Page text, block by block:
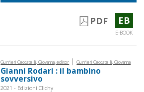
PDF EB
E-BOOK
Gurrieri Ceccatelli, Giovanna, editor | Gurrieri Ceccatelli, Giovanna
Gianni Rodari : il bambino
sovversivo
2021 - Edizioni Clichy